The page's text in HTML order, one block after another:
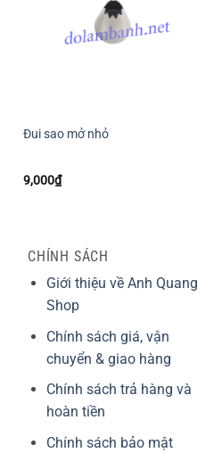
Đui sao mở nhỏ
9,000₫
CHÍNH SÁCH
Giới thiệu về Anh Quang
Shop
Chính sách giá, vận
chuyển & giao hàng
Chính sách trả hàng và
hoàn tiền
Chính sách bảo mật